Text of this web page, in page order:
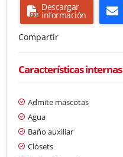
Descargar
información
Compartir
Características internas
Admite mascotas
Agua
Baño auxiliar
Clósets